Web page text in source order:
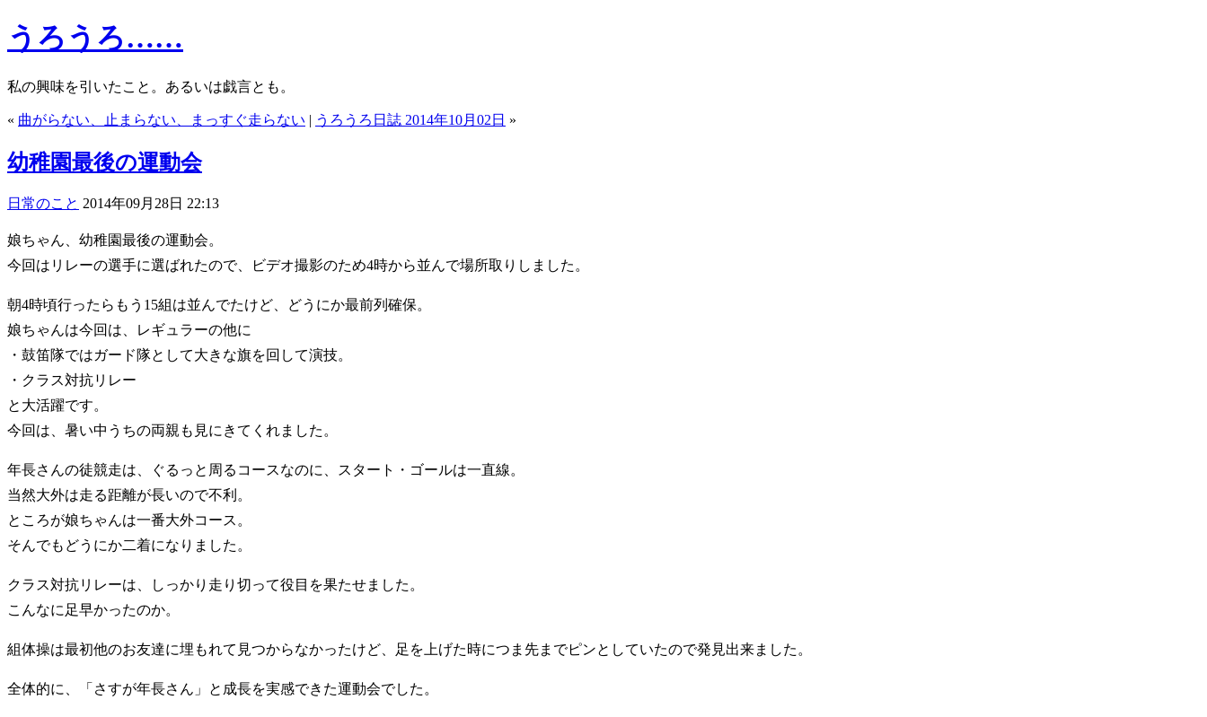
うろうろ……
私の興味を引いたこと。あるいは戯言とも。
« 曲がらない、止まらない、まっすぐ走らない | うろうろ日誌 2014年10月02日 »
幼稚園最後の運動会
日常のこと 2014年09月28日 22:13
娘ちゃん、幼稚園最後の運動会。
今回はリレーの選手に選ばれたので、ビデオ撮影のため4時から並んで場所取りしました。
朝4時頃行ったらもう15組は並んでたけど、どうにか最前列確保。
娘ちゃんは今回は、レギュラーの他に
・鼓笛隊ではガード隊として大きな旗を回して演技。
・クラス対抗リレー
と大活躍です。
今回は、暑い中うちの両親も見にきてくれました。
年長さんの徒競走は、ぐるっと周るコースなのに、スタート・ゴールは一直線。
当然大外は走る距離が長いので不利。
ところが娘ちゃんは一番大外コース。
そんでもどうにか二着になりました。
クラス対抗リレーは、しっかり走り切って役目を果たせました。
こんなに足早かったのか。
組体操は最初他のお友達に埋もれて見つからなかったけど、足を上げた時につま先までピンとしていたので発見出来ました。
全体的に、「さすが年長さん」と成長を実感できた運動会でした。